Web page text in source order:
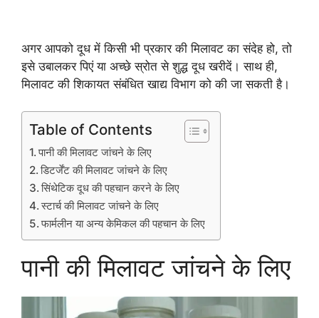
अगर आपको दूध में किसी भी प्रकार की मिलावट का संदेह हो, तो
इसे उबालकर पिएं या अच्छे स्रोत से शुद्ध दूध खरीदें। साथ ही,
मिलावट की शिकायत संबंधित खाद्य विभाग को की जा सकती है।
Table of Contents
पानी की मिलावट जांचने के लिए
डिटर्जेंट की मिलावट जांचने के लिए
सिंथेटिक दूध की पहचान करने के लिए
स्टार्च की मिलावट जांचने के लिए
फार्मलीन या अन्य केमिकल की पहचान के लिए
पानी की मिलावट जांचने के लिए